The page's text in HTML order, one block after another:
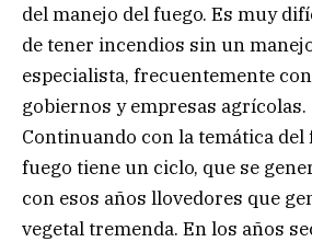
del manejo del fuego. Es muy
de tener incendios sin un
especialista, frecuentemente
gobiernos y empresas agrícolas.
Continuando con la temática del
fuego tiene un ciclo, que se
con esos años llovedores que
vegetal tremenda. En los años